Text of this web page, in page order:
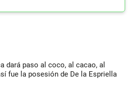
dará paso al coco, al cacao, al
fue la posesión de De la Espriella